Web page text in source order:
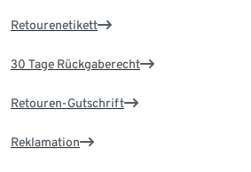
Retourenetikett
30 Tage Rückgaberecht
Retouren-Gutschrift
Reklamation